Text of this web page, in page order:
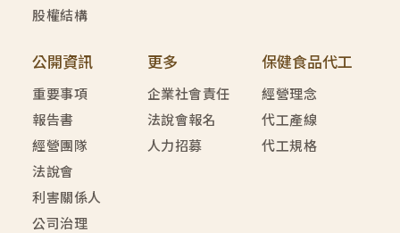
股權結構
公開資訊
重要事項
報告書
經營團隊
法說會
利害關係人
公司治理
更多
企業社會責任
法說會報名
人力招募
保健食品代工
經營理念
代工產線
代工規格